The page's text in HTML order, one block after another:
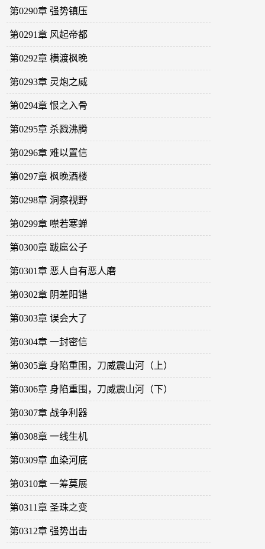
第0290章 强势镇压
第0291章 风起帝都
第0292章 横渡枫晚
第0293章 灵炮之威
第0294章 恨之入骨
第0295章 杀戮沸腾
第0296章 难以置信
第0297章 枫晚酒楼
第0298章 洞察视野
第0299章 噤若寒蝉
第0300章 跋扈公子
第0301章 恶人自有恶人磨
第0302章 阴差阳错
第0303章 误会大了
第0304章 一封密信
第0305章 身陷重围，刀威震山河（上）
第0306章 身陷重围，刀威震山河（下）
第0307章 战争利器
第0308章 一线生机
第0309章 血染河底
第0310章 一筹莫展
第0311章 圣珠之变
第0312章 强势出击